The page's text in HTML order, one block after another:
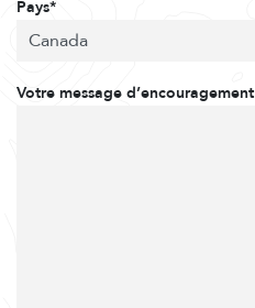
Pays*
Votre message d’encouragement